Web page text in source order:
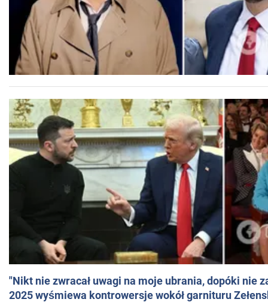
"Nikt nie zwracał uwagi na moje ubrania, dopóki nie
2025 wyśmiewa kontrowersje wokół garnituru